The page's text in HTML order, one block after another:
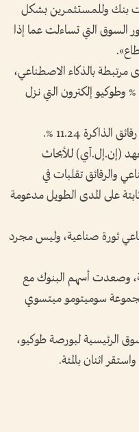
بنك وللمستثمرين بشكل
⁠السوق التي تساءلت عما إذا
بالذكاء ⁠الاصطناعي،
مثل أدفانتست التي ⁠خسر سهمها 9.64 % وطوكيو إلكترون التي نزل
11.24 %.
(إن.إل.آي) للأبحاث
والرقائق تقلبات في
على المدى الطويل مدعومة
ثورة صناعية، وليس مجرد
شركة ‌تويوتا موتور 0.9 بالمئة، وصعدت أسهم البنوك مع
سوميتومو ميتسوي
في السوق الرئيسية لبورصة طوكيو،